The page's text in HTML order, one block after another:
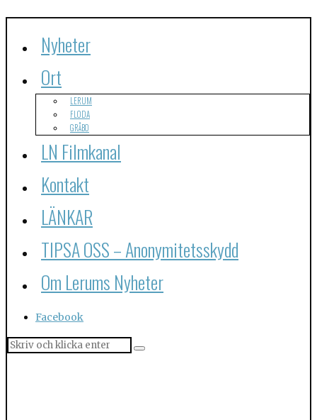
Nyheter
Ort
LERUM
FLODA
GRÅBO
LN Filmkanal
Kontakt
LÄNKAR
TIPSA OSS – Anonymitetsskydd
Om Lerums Nyheter
Facebook